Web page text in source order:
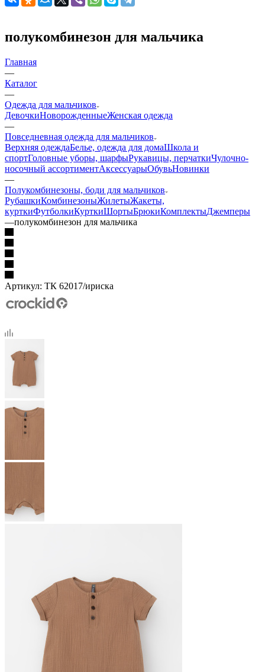
полукомбинезон для мальчика
Главная
—
Каталог
—
Одежда для мальчиков
ДевочкиНоворожденныеЖенская одежда
—
Повседневная одежда для мальчиков
Верхняя одеждаБелье, одежда для домаШкола и
спортГоловные уборы, шарфыРукавицы, перчаткиЧулочно-
носочный ассортиментАксессуарыОбувьНовинки
—
Полукомбинезоны, боди для мальчиков
РубашкиКомбинезоныЖилетыЖакеты,
курткиФутболкиКурткиШортыБрюкиКомплектыДжемперы
—полукомбинезон для мальчика
Артикул: ТК 62017/ириска